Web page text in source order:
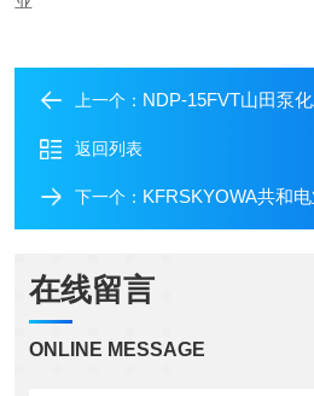
上一个： NDP-15FVT山田泵化工液体
返回列表
下一个： KFRSKYOWA共和
在线留言
ONLINE MESSAGE